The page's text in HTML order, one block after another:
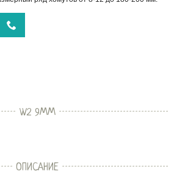
W2 9ММ
ОПИСАНИЕ